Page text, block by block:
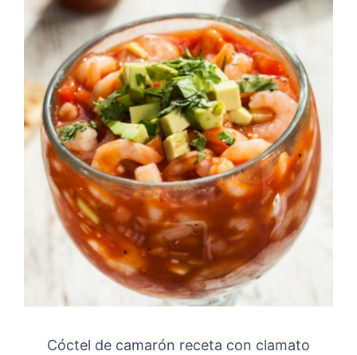
Cóctel de camarón receta con clamato